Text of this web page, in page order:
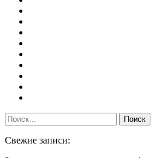
Свежие записи: